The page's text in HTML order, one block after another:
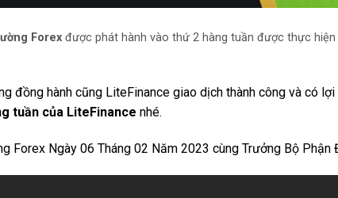
Forex được phát hành vào thứ 2 hàng tuần được thực
đồng hành cũng LiteFinance giao dịch thành công và có
tuần của LiteFinance nhé.
Forex Ngày 06 Tháng 02 Năm 2023 cùng Trưởng Bộ Phận